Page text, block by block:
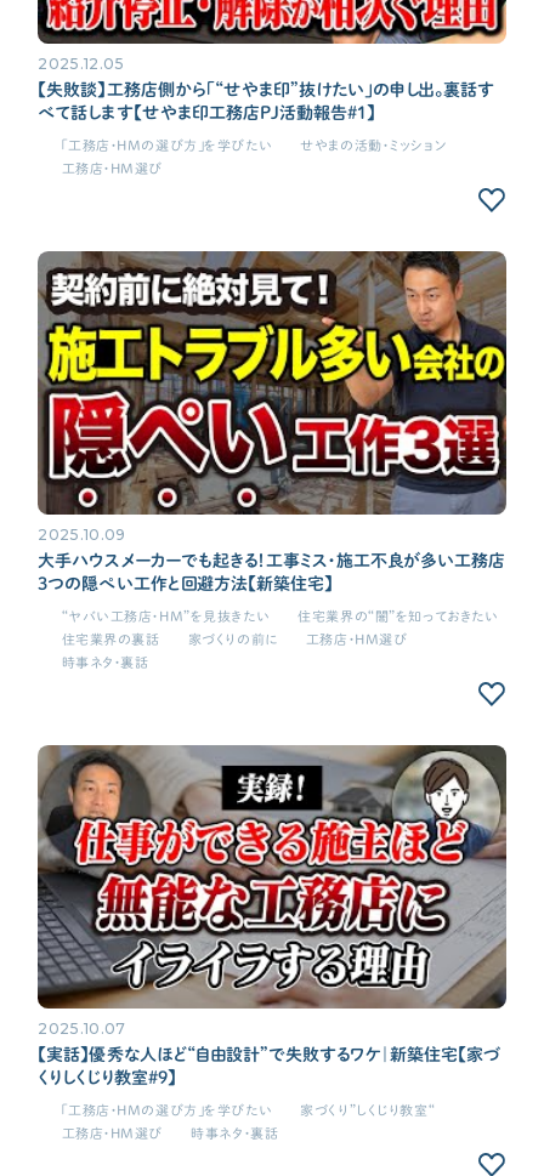
2025.12.05
【失敗談】工務店側から「“せやま印”抜けたい」の申し出。裏話す
べて話します【せやま印工務店PJ活動報告#1】
「工務店・HMの選び方」を学びたい
せやまの活動・ミッション
工務店・HM選び
2025.10.09
大手ハウスメーカーでも起きる！工事ミス・施工不良が多い工務店
3つの隠ぺい工作と回避方法【新築住宅】
“ヤバい工務店・HM”を見抜きたい
住宅業界の“闇”を知っておきたい
住宅業界の裏話
家づくりの前に
工務店・HM選び
時事ネタ・裏話
2025.10.07
【実話】優秀な人ほど“自由設計”で失敗するワケ｜新築住宅【家づ
くりしくじり教室#9】
「工務店・HMの選び方」を学びたい
家づくり”しくじり教室“
工務店・HM選び
時事ネタ・裏話